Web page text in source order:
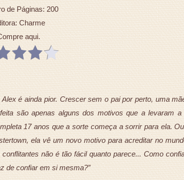
de Páginas: 200
Charme
aqui.
é ainda pior. Crescer sem o pai por perto, uma
são apenas alguns dos motivos que a levaram a
17 anos que a sorte começa a sorrir para ela.
ela vê um novo motivo para acreditar no
não é tão fácil quanto parece... Como
de confiar em si mesma?”